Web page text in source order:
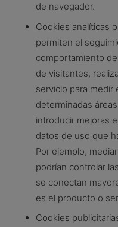
de navegador.
Cookies analíticas
permiten el
comportamiento
de visitantes,
servicio para
determinadas
introducir mejoras
datos de uso que
Por ejemplo,
podrían controlar
se conectan
es el producto o
Cookies